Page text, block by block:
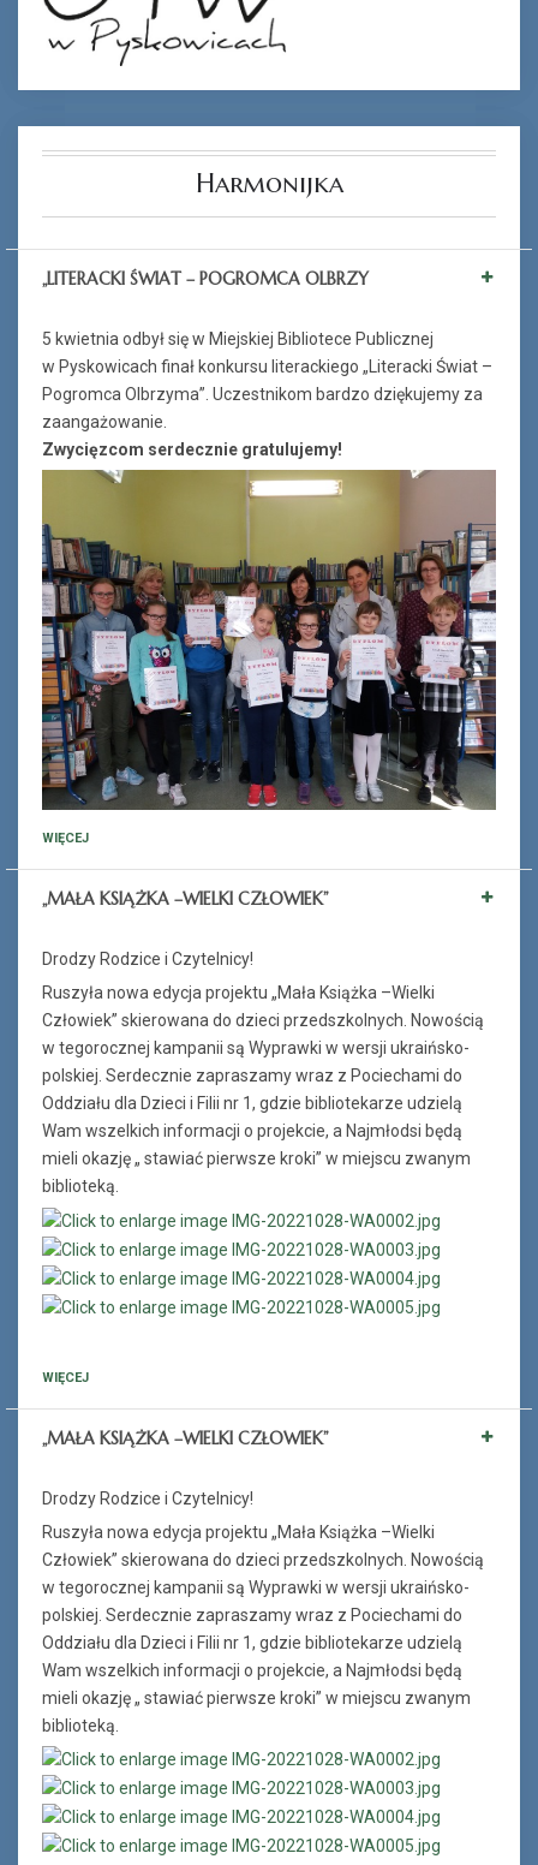
Harmonijka
„LITERACKI ŚWIAT – POGROMCA OLBRZY
5 kwietnia odbył się w Miejskiej Bibliotece Publicznej
w Pyskowicach finał konkursu literackiego „Literacki Świat –
Pogromca Olbrzyma”. Uczestnikom bardzo dziękujemy za
zaangażowanie.
Zwycięzcom serdecznie gratulujemy!
WIĘCEJ
„MAŁA KSIĄŻKA –WIELKI CZŁOWIEK”
Drodzy Rodzice i Czytelnicy!
Ruszyła nowa edycja projektu „Mała Książka –Wielki
Człowiek” skierowana do dzieci przedszkolnych. Nowością
w tegorocznej kampanii są Wyprawki w wersji ukraińsko-
polskiej. Serdecznie zapraszamy wraz z Pociechami do
Oddziału dla Dzieci i Filii nr 1, gdzie bibliotekarze udzielą
Wam wszelkich informacji o projekcie, a Najmłodsi będą
mieli okazję „ stawiać pierwsze kroki” w miejscu zwanym
biblioteką.
WIĘCEJ
„MAŁA KSIĄŻKA –WIELKI CZŁOWIEK”
Drodzy Rodzice i Czytelnicy!
Ruszyła nowa edycja projektu „Mała Książka –Wielki
Człowiek” skierowana do dzieci przedszkolnych. Nowością
w tegorocznej kampanii są Wyprawki w wersji ukraińsko-
polskiej. Serdecznie zapraszamy wraz z Pociechami do
Oddziału dla Dzieci i Filii nr 1, gdzie bibliotekarze udzielą
Wam wszelkich informacji o projekcie, a Najmłodsi będą
mieli okazję „ stawiać pierwsze kroki” w miejscu zwanym
biblioteką.